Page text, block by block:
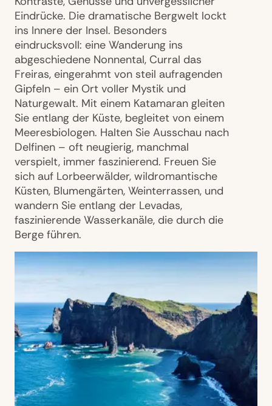
Eindrücke. Die dramatische Bergwelt lockt
ins Innere der Insel. Besonders
eindrucksvoll: eine Wanderung ins
abgeschiedene Nonnental, Curral das
Freiras, eingerahmt von steil aufragenden
Gipfeln – ein Ort voller Mystik und
Naturgewalt. Mit einem Katamaran gleiten
Sie entlang der Küste, begleitet von einem
Meeresbiologen. Halten Sie Ausschau nach
Delfinen – oft neugierig, manchmal
verspielt, immer faszinierend. Freuen Sie
sich auf Lorbeerwälder, wildromantische
Küsten, Blumengärten, Weinterrassen, und
wandern Sie entlang der Levadas,
faszinierende Wasserkanäle, die durch die
Berge führen.